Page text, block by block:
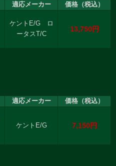
適応メーカー
価格（税込）
ケントE/G ロ
ータスT/C
13,750円
適応メーカー
価格（税込）
ケントE/G 7,150円